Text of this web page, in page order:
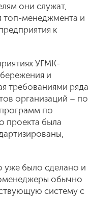
они служат,
топ-менеджмента и
к
УГМК-
и
требованиями ряда
организаций – по
по
проекта была
уже было сделано и
обычно
систему с